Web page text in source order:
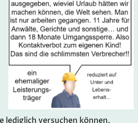
lediglich versuchen können,